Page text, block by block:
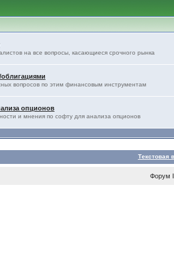
на все вопросы, касающиеся срочного рынка
вопросов по этим финансовым инструментам
опционов
и мнения по софту для анализа опционов
Текстовая
Форум